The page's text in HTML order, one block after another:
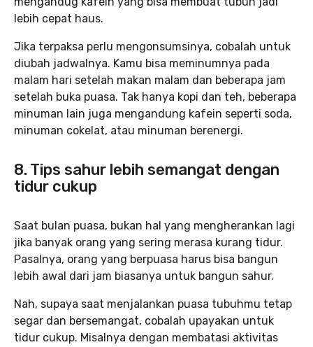
lebih cepat haus.
Jika terpaksa perlu mengonsumsinya, cobalah untuk
diubah jadwalnya. Kamu bisa meminumnya pada
malam hari setelah makan malam dan beberapa jam
setelah buka puasa. Tak hanya kopi dan teh, beberapa
minuman lain juga mengandung kafein seperti soda,
minuman cokelat, atau minuman berenergi.
8. Tips sahur lebih semangat dengan
tidur cukup
Saat bulan puasa, bukan hal yang mengherankan lagi
jika banyak orang yang sering merasa kurang tidur.
Pasalnya, orang yang berpuasa harus bisa bangun
lebih awal dari jam biasanya untuk bangun sahur.
Nah, supaya saat menjalankan puasa tubuhmu tetap
segar dan bersemangat, cobalah upayakan untuk
tidur cukup. Misalnya dengan membatasi aktivitas